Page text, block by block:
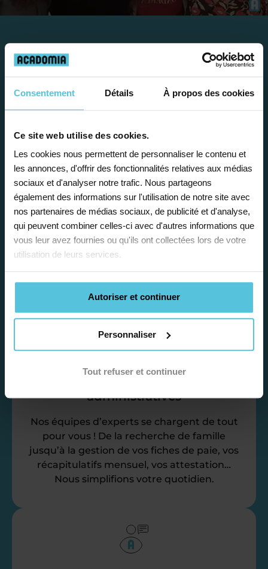
Consentement Détails À propos des cookies
Ce site web utilise des cookies.
Les cookies nous permettent de personnaliser le contenu et
les annonces, d'offrir des fonctionnalités relatives aux médias
sociaux et d'analyser notre trafic. Nous partageons
également des informations sur l'utilisation de notre site avec
nos partenaires de médias sociaux, de publicité et d'analyse,
qui peuvent combiner celles-ci avec d'autres informations que
vous leur avez fournies ou qu'ils ont collectées lors de votre
utilisation de leurs services.
Autoriser et continuer
Personnaliser
Tout refuser et continuer
Travailler chez Acadomia
présente denombreux
avantages
Enseignez près de chez vous, selon
vos horaires
Afin de garantir le meilleur
accompagnement, nous organisons votre
vos disponibilités et votre flexibilité.
Déléguez vos tâches
administratives
Nos équipes d’experts se chargent de tout
pour vous ! De la recherche de famille
jusqu’à la gestion de vos fiches de paie, vos
récapitulatifs mensuel, vos attestation…
Nous simplifions votre quotidien.